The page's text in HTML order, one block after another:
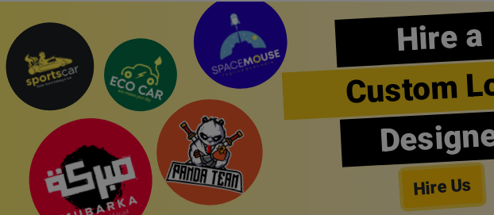
Hire a
Custom
Hire Us